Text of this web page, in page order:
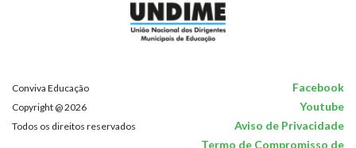
Conviva Educação Facebook
Copyright @ 2026 Youtube
Todos os direitos reservados
Aviso de Privacidade
Termo de Compromisso de